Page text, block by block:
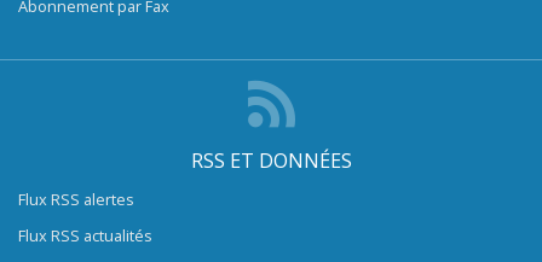
Abonnement par Fax
RSS ET DONNÉES
Flux RSS alertes
Flux RSS actualités